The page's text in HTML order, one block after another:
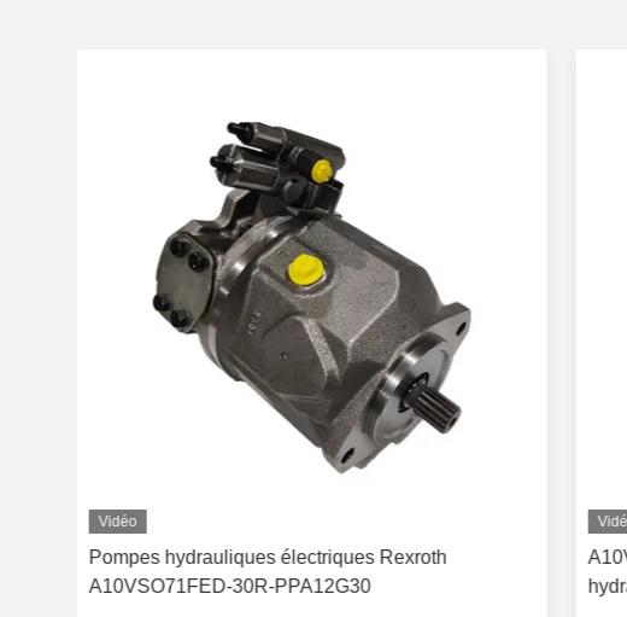
Vidéo
Pompes hydrauliques électriques Rexroth
A10VSO71FED-30R-PPA12G30